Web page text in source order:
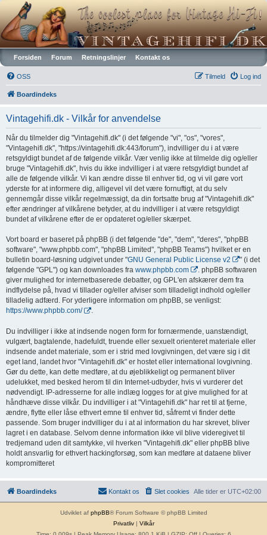
Vintagehifi.dk
Forsiden Forum Retningslinjer Kontakt os
OSS Log ind
Tilmeld
Boardindeks
Vintagehifi.dk - Vilkår for anvendelse
Når du tilmelder dig "Vintagehifi.dk" (i det følgende "vi", "os", "vores",
"Vintagehifi.dk", "https://vintagehifi.dk:443/forum"), indvilliger du i at være
retsgyldigt bundet af de følgende vilkår. Vær venlig ikke at tilmelde dig og/eller
bruge "Vintagehifi.dk", hvis du ikke indvilliger i at være retsgyldigt bundet af
alle de følgende vilkår. Vi kan ændre disse til enhver tid, og vi vil gøre vort
yderste for at informere dig, alligevel vil det være fornuftigt, at du selv
gennemgår disse vilkår regelmæssigt, da din fortsatte brug af "Vintagehifi.dk"
efter ændringer af vilkårene betyder, at du indvilliger i at være retsgyldigt
bundet af vilkårene efter de er opdateret og/eller skærpet.
Vort board er baseret på phpBB (i det følgende "de", "dem", "deres", "phpBB
software", "www.phpbb.com", "phpBB Limited", "phpBB Teams") hvilket er en
bulletin board-løsning udgivet under "GNU General Public License v2
" (i det
følgende "GPL") og kan downloades fra www.phpbb.com
. phpBB softwaren
giver mulighed for internetbaserede debatter, og GPL'en afskærer dem fra
indflydelse på, hvad vi tillader og/eller afviser som tilladeligt indhold og/eller
tilladelig adfærd. For yderligere information om phpBB, se venligst:
https://www.phpbb.com/
.
Du indvilliger i ikke at indsende nogen form for fornærmende, uanstændigt,
vulgært, bagtalende, hadefuldt, truende eller sexuelt orienteret materiale eller
indsende andet materiale, som er i strid med lovgivningen, det være sig i dit
eget land, landet hvor "Vintagehifi.dk" er hostet eller international lovgivning.
Gør du dette, kan dette medføre, at du øjeblikkeligt og permanent bliver
udelukket, med besked herom til din Internet-udbyder, hvis vi vurderer det
nødvendigt. IP-adresserne for alle indlæg logges for at give mulighed for at
håndhæve disse vilkår. Du indvilliger i at "Vintagehifi.dk" har ret til at fjerne,
ændre, flytte eller låse ethvert emne til enhver tid, såfremt vi finder dette
passende. Som bruger indvilliger du i at al information du har skrevet, bliver
lagret i en database. Selvom denne information ikke vil blive videregivet til
tredjemand uden dit samtykke, vil hverken "Vintagehifi.dk" eller phpBB blive
holdt ansvarlig for ethvert hackingforsøg, som kan medføre at dataene bliver
kompromitteret
Boardindeks Alle tider er UTC+02:00
Slet cookies
Kontakt os
Udviklet af phpBB® Forum Software © phpBB Limited
Privatliv| Vilkår